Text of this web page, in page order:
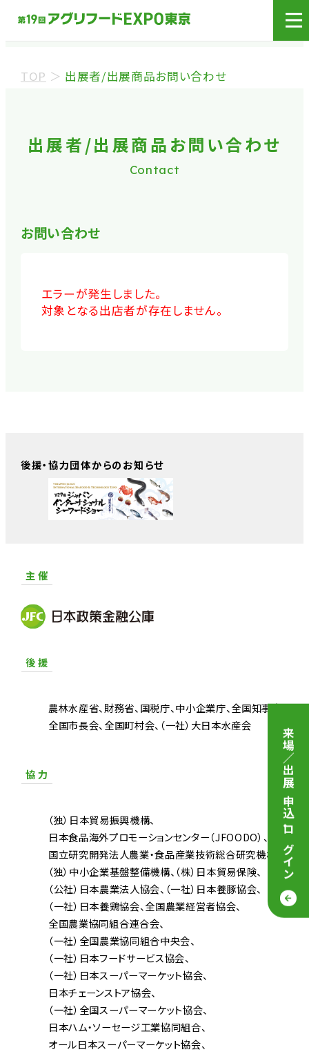
来場／出展 申込
・
ログイン
展示会場への入場には
来場登録が必要です。
来場事前登録（プレス）
※カートの持ち込みは禁止となっております。
TOP ＞ 出展者/出展商品お問い合わせ
出展者/出展商品お問い合わせ
Contact
お問い合わせ
エラーが発生しました。
対象となる出店者が存在しません。
後援・協力団体からのお知らせ
主 催
後 援
農林水産省 財務省 国税庁 中小企業庁 全国知事会
全国市長会 全国町村会 （一社）大日本水産会
協 力
（独）日本貿易振興機構
日本食品海外プロモーションセンター（JFOODO）
国立研究開発法人農業・食品産業技術総合研究機構
（独）中小企業基盤整備機構 （株）日本貿易保険
（公社）日本農業法人協会 （一社）日本養豚協会
（一社）日本養鶏協会 全国農業経営者協会
全国農業協同組合連合会
（一社）全国農業協同組合中央会
（一社）日本フードサービス協会
（一社）日本スーパーマーケット協会
日本チェーンストア協会
（一社）全国スーパーマーケット協会
日本ハム・ソーセージ工業協同組合
オール日本スーパーマーケット協会